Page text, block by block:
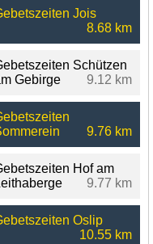
Jois
8.68 km
Schützen
Gebirge
9.12 km
9.76 km
Hof am
9.77 km
Oslip
10.55 km